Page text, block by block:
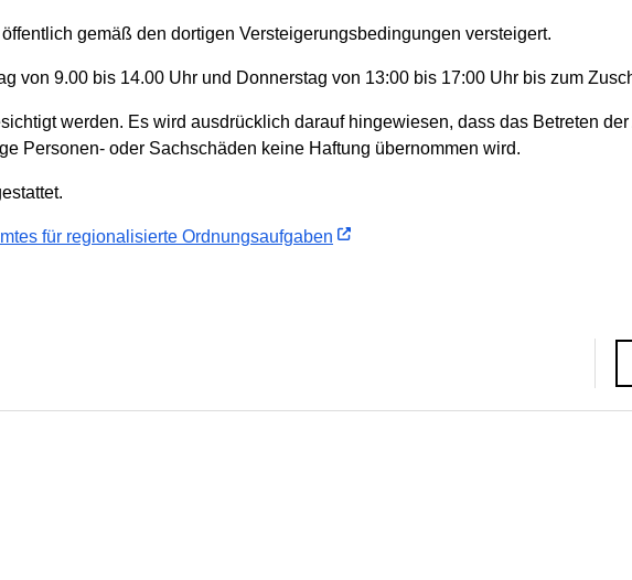
öffentlich gemäß den dortigen Versteigerungsbedingungen versteigert.
von 9.00 bis 14.00 Uhr und Donnerstag von 13:00 bis 17:00 Uhr bis zum
werden. Es wird ausdrücklich darauf hingewiesen, dass das Betreten
Personen- oder Sachschäden keine Haftung übernommen wird.
für regionalisierte Ordnungsaufgaben